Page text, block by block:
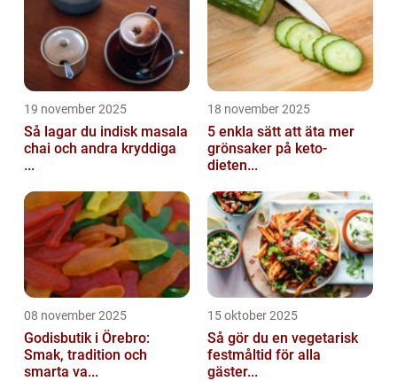
19 november 2025
Så lagar du indisk masala
chai och andra kryddiga
...
18 november 2025
5 enkla sätt att äta mer
grönsaker på keto-
dieten...
08 november 2025
Godisbutik i Örebro:
Smak, tradition och
smarta va...
15 oktober 2025
Så gör du en vegetarisk
festmåltid för alla
gäster...